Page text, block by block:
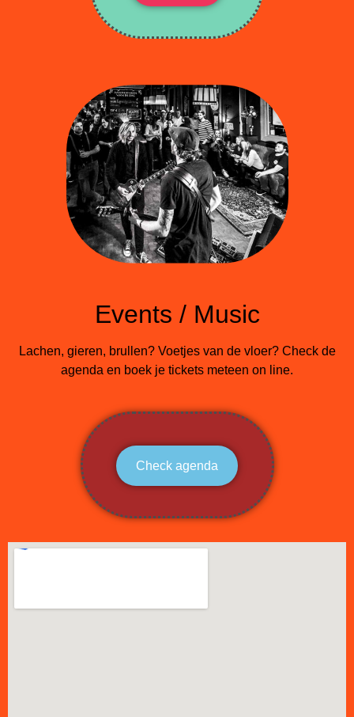
Events / Music
Lachen, gieren, brullen? Voetjes van de vloer? Check de
agenda en boek je tickets meteen on line.
Check agenda